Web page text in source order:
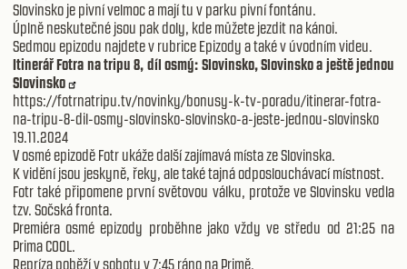
Slovinsko je pivní velmoc a mají tu v parku pivní fontánu.
Úplně neskutečné jsou pak doly, kde můžete jezdit na kánoi.
Sedmou epizodu najdete v rubrice Epizody a také v úvodním videu.
Itinerář Fotra na tripu 8, díl osmý: Slovinsko, Slovinsko a ještě jednou
Slovinsko
https://fotrnatripu.tv/novinky/bonusy-k-tv-poradu/itinerar-fotra-
na-tripu-8-dil-osmy-slovinsko-slovinsko-a-jeste-jednou-slovinsko
19.11.2024
V osmé epizodě Fotr ukáže další zajímavá místa ze Slovinska.
K vidění jsou jeskyně, řeky, ale také tajná odposlouchávací místnost.
Fotr také připomene první světovou válku, protože ve Slovinsku vedla
tzv. Sočská fronta.
Premiéra osmé epizody proběhne jako vždy ve středu od 21:25 na
Prima COOL.
Repríza poběží v sobotu v 7:45 ráno na Primě.